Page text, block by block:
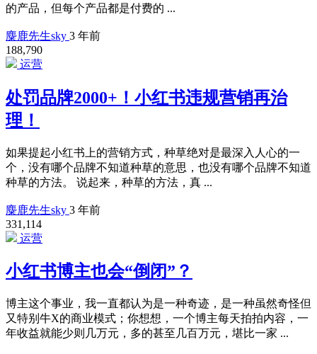
的产品，但每个产品都是付费的 ...
麋鹿先生sky 3 年前
188,790
运营
处罚品牌2000+！小红书违规营销再治
理！
如果提起小红书上的营销方式，种草绝对是最深入人心的一
个，没有哪个品牌不知道种草的意思，也没有哪个品牌不知道
种草的方法。 说起来，种草的方法，真 ...
麋鹿先生sky 3 年前
331,114
运营
小红书博主也会“倒闭”？
博主这个事业，我一直都认为是一种奇迹，是一种虽然奇怪但
又特别牛X的商业模式；你想想，一个博主每天拍拍内容，一
年收益就能少则几万元，多的甚至几百万元，堪比一家 ...